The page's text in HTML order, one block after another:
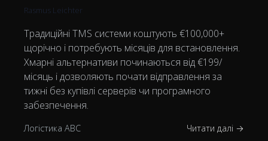
Rasmus Leichter
Традиційні TMS системи коштують €100,000+
щорічно і потребують місяців для встановлення.
Хмарні альтернативи починаються від €199/
місяць і дозволяють почати відправлення за
тижні без купівлі серверів чи програмного
забезпечення.
Логістика ABC Читати далі →